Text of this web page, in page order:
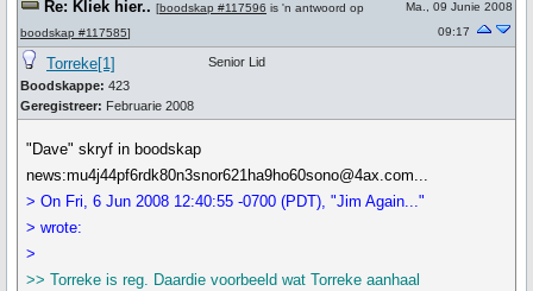
Re: Kliek hier.. [boodskap #117596 is 'n antwoord op
boodskap #117585]
Ma., 09 Junie 2008
09:17
Torreke[1]
Boodskappe: 423
Geregistreer: Februarie 2008
Senior Lid
"Dave" skryf in boodskap
news:mu4j44pf6rdk80n3snor621ha9ho60sono@4ax.com...
> On Fri, 6 Jun 2008 12:40:55 -0700 (PDT), "Jim Again..."
> wrote:
>
>> Torreke is reg. Daardie voorbeeld wat Torreke aanhaal